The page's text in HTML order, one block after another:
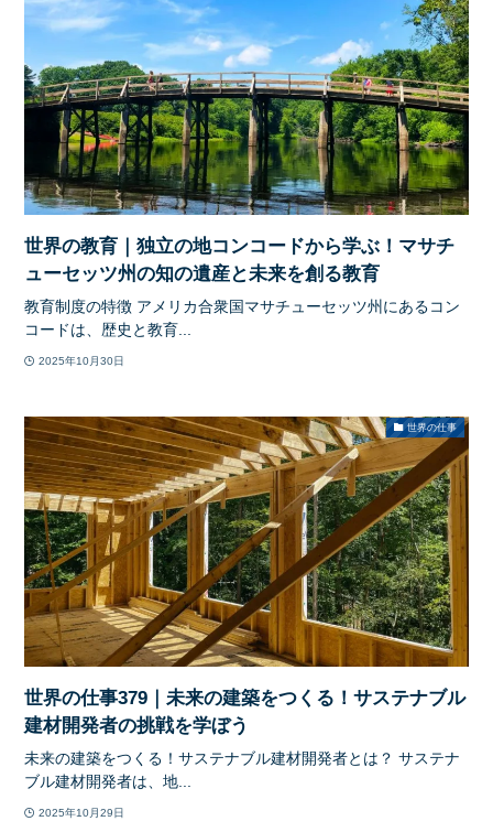
世界の教育｜独立の地コンコードから学ぶ！マサチ
ューセッツ州の知の遺産と未来を創る教育
教育制度の特徴 アメリカ合衆国マサチューセッツ州にあるコン
コードは、歴史と教育...
2025年10月30日
世界の仕事
世界の仕事379｜未来の建築をつくる！サステナブル
建材開発者の挑戦を学ぼう
未来の建築をつくる！サステナブル建材開発者とは？ サステナ
ブル建材開発者は、地...
2025年10月29日